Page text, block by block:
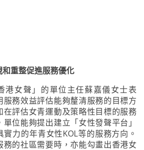
和重整促進服務優化
港女聲」的單位主任蘇嘉儀女士表
服務效益評估能夠釐清服務的目標方
在評估女青運動及策略性目標的服務
單位能夠提出建立「女性發聲平台」
實力的年青女性KOL等的服務方向。
務的社區需要時，亦能勾畫出香港女